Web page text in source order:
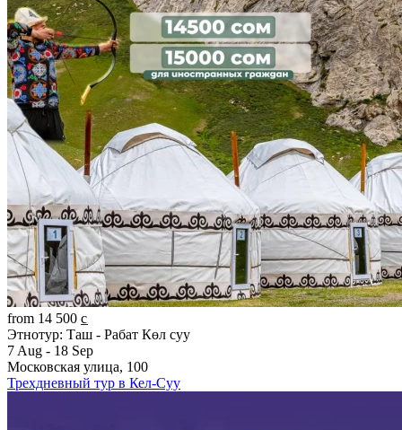
from 14 500 c̲
Этнотур: Таш - Рабат Көл суу
7 Aug - 18 Sep
Московская улица, 100
Трехдневный тур в Кел-Суу